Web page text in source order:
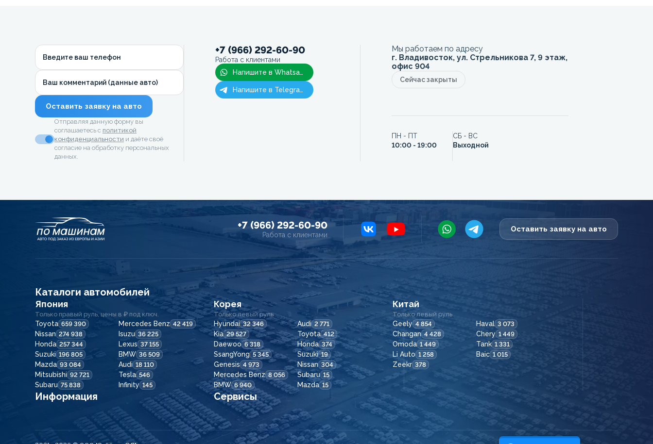
Введите ваш телефон
Ваш комментарий (данные авто)
Оставить заявку на авто
Отправляя данную форму вы
соглашаетесь с политикой
конфиденциальности и даёте своё
согласие на обработку персональных
данных.
+7 (966) 292-60-90
Работа с клиентами
Напишите в Whatsapp
Напишите в Telegram
Мы работаем по адресу
г. Владивосток, ул. Стрельникова 7, 9 этаж,
офис 904
Сейчас закрыты
ПН - ПТ
10:00 - 19:00
СБ - ВС
Выходной
+7 (966) 292-60-90
Работа с клиентами
Оставить заявку на авто
Каталоги автомобилей
Япония
Только правый руль, цены в ₽ под ключ.
Toyota 659 390 Mercedes Benz 42 419
Nissan 274 938 Isuzu 36 225
Honda 257 344 Lexus 37 155
Suzuki 196 805 BMW 36 509
Mazda 93 084 Audi 18 110
Mitsubishi 92 721 Tesla 546
Subaru 75 838 Infinity 145
Корея
Только левый руль
Hyundai 32 346 Audi 2 771
Kia 29 527 Toyota 412
Daewoo 6 318 Honda 374
SsangYong 5 345 Suzuki 19
Genesis 4 973 Nissan 304
Mercedes Benz 8 056 Subaru 15
BMW 6 940 Mazda 15
Китай
Только левый руль
Geely 4 854 Haval 3 073
Changan 4 428 Chery 1 449
Omoda 1 449 Tank 1 331
Li Auto 1 258 Baic 1 015
Zeekr 378
Информация Сервисы